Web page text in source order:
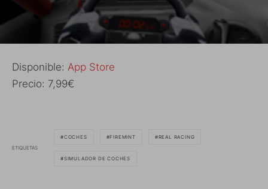
Disponible: App Store
Precio: 7,99€
ETIQUETAS
COCHES FIREMINT REAL RACING
SIMULADOR DE COCHES